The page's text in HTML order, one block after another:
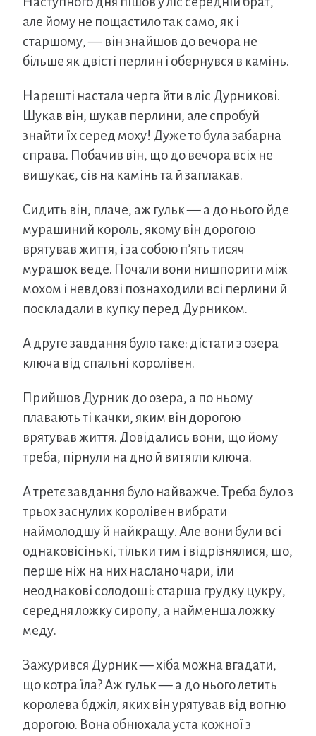
але йому не пощастило так само, як і
старшому, — він знайшов до вечора не
більше як двісті перлин і обернувся в камінь.
Нарешті настала черга йти в ліс Дурникові.
Шукав він, шукав перлини, але спробуй
знайти їх серед моху! Дуже то була забарна
справа. Побачив він, що до вечора всіх не
вишукає, сів на камінь та й заплакав.
Сидить він, плаче, аж гульк — а до нього йде
мурашиний король, якому він дорогою
врятував життя, і за собою п’ять тисяч
мурашок веде. Почали вони нишпорити між
мохом і невдовзі познаходили всі перлини й
поскладали в купку перед Дурником.
А друге завдання було таке: дістати з озера
ключа від спальні королівен.
Прийшов Дурник до озера, а по ньому
плавають ті качки, яким він дорогою
врятував життя. Довідались вони, що йому
треба, пірнули на дно й витягли ключа.
А третє завдання було найважче. Треба було з
трьох заснулих королівен вибрати
наймолодшу й найкращу. Але вони були всі
однаковісінькі, тільки тим і відрізнялися, що,
перше ніж на них наслано чари, їли
неоднакові солодощі: старша грудку цукру,
середня ложку сиропу, а найменша ложку
меду.
Зажурився Дурник — хіба можна вгадати,
що котра їла? Аж гульк — а до нього летить
королева бджіл, яких він урятував від вогню
дорогою. Вона обнюхала уста кожної з